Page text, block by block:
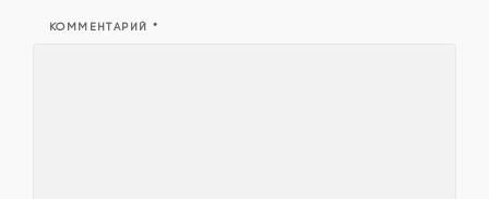
КОММЕНТАРИЙ *